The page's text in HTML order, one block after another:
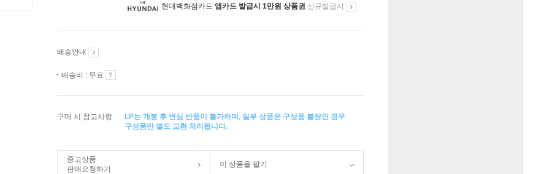
현대백화점카드 앱카드 발급시 1만원 상품권 신규발급시
배송안내
배송비 : 무료
구매 시 참고사항
LP는 개봉 후 변심 반품이 불가하며, 일부 상품은 구성품 불량인 경우
구성품만 별도 교환 처리됩니다.
중고상품
판매요청하기
이 상품을 팔기